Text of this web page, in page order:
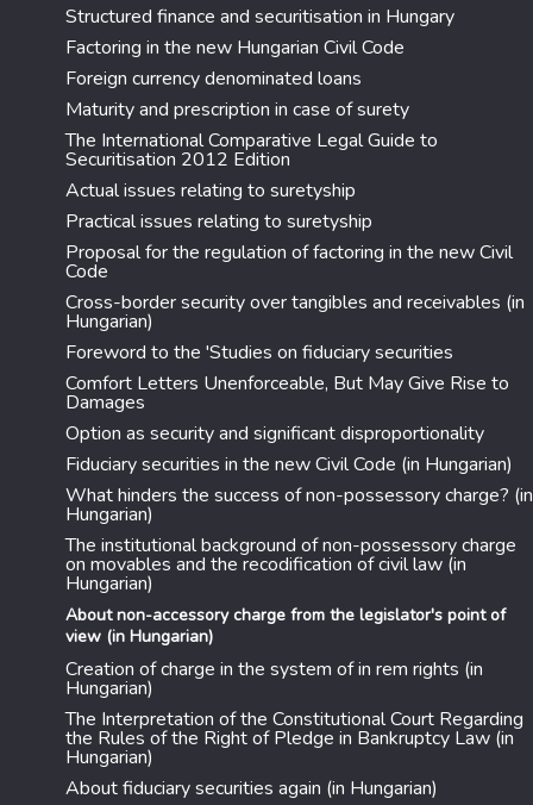
Structured finance and securitisation in Hungary
Factoring in the new Hungarian Civil Code
Foreign currency denominated loans
Maturity and prescription in case of surety
The International Comparative Legal Guide to
Securitisation 2012 Edition
Actual issues relating to suretyship
Practical issues relating to suretyship
Proposal for the regulation of factoring in the new Civil
Code
Cross-border security over tangibles and receivables (in
Hungarian)
Foreword to the 'Studies on fiduciary securities
Comfort Letters Unenforceable, But May Give Rise to
Damages
Option as security and significant disproportionality
Fiduciary securities in the new Civil Code (in Hungarian)
What hinders the success of non-possessory charge? (in
Hungarian)
The institutional background of non-possessory charge
on movables and the recodification of civil law (in
Hungarian)
About non-accessory charge from the legislator's point of
view (in Hungarian)
Creation of charge in the system of in rem rights (in
Hungarian)
The Interpretation of the Constitutional Court Regarding
the Rules of the Right of Pledge in Bankruptcy Law (in
Hungarian)
About fiduciary securities again (in Hungarian)